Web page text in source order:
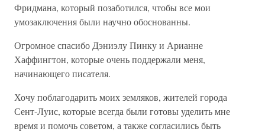
Фридмана, который позаботился, чтобы все мои
умозаключения были научно обоснованны.
Огромное спасибо Дэниэлу Пинку и Арианне
Хаффингтон, которые очень поддержали меня,
начинающего писателя.
Хочу поблагодарить моих земляков, жителей города
Сент-Луис, которые всегда были готовы уделить мне
время и помочь советом, а также согласились быть